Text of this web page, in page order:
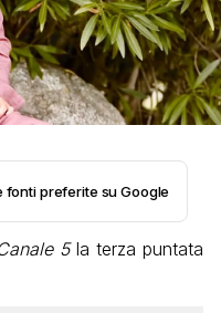
fonti preferite su Google
5la terza puntata